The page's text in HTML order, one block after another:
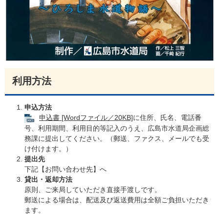
利用方法
申込方法
申込書 [Wordファイル／20KB]に住所、氏名、電話番
号、利用期間、利用目的等記入のうえ、広島市水道局企画総
務課に提出してください。（郵送、ファクス、メールでも受
け付けます。）
提出先
下記【お問い合わせ先】へ
貸出・返却方法
原則、ご来局していただき直接手渡しです。
郵送による場合は、配送及び返送費用は全額ご負担いただき
ます。